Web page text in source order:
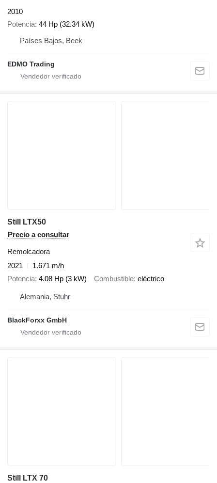
2010
Potencia 44 Hp (32.34 kW)
Países Bajos, Beek
EDMO Trading
Still LTX50
Precio a consultar
Remolcadora
2021
1.671 m/h
Potencia 4.08 Hp (3 kW) Combustible eléctrico
Alemania, Stuhr
BlackForxx GmbH
Still LTX 70